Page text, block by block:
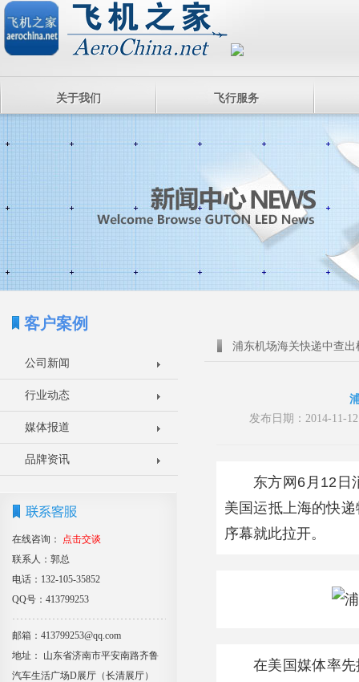
关于我们 飞行服务
客户案例
公司新闻
行业动态
媒体报道
品牌资讯
在线咨询：
点击交谈
联系人：郭总
电话：132-105-35852
QQ号：413799253
邮箱：413799253@qq.com
地址： 山东省济南市平安南路齐鲁
汽车生活广场D展厅（长清展厅）
浦东机场海关快递中查
发布日期：2014-11-
东方网6月12日
美国运抵上海的快
序幕就此拉开。
在美国媒体率